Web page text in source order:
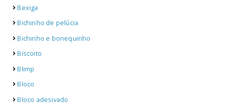
Bexiga
Bichinho de pelúcia
Bichinho e bonequinho
Biscoito
Blimp
Bloco
Bloco adesivado